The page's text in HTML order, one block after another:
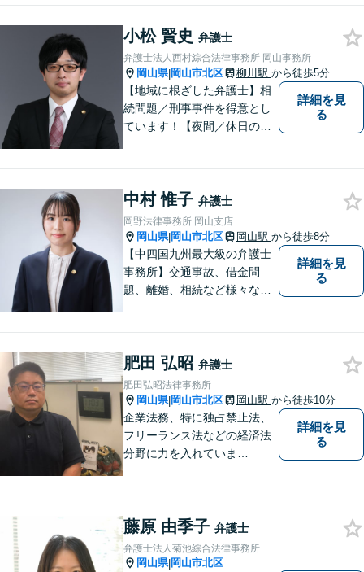
よる不当な取り調べや身体拘
束から、依頼者さまの利益を
守ります【完全個室相談】
小松 賢史 弁護士
弁護士法人西村綜合法律事務所 岡山事務所
岡山県|岡山市北区 柳川駅 から徒歩5分
【地域に根ざした弁護士】相
続問題／刑事事件を得意とし
ています！【夜間／休日の相
詳細を見
る
中村 惟子 弁護士
岡野法律事務所 岡山支店
岡山県|岡山市北区 岡山駅 から徒歩8分
【中四国九州最大級の弁護士
事務所】交通事故、借金問
題、離婚、相続など様々な問
い！
詳細を見
る
肥田 弘昭 弁護士
肥田弘昭法律事務所
岡山県|岡山市北区 岡山駅 から徒歩10分
企業法務、特に独占禁止法、
フリーランス法などの経済法
分野に力を入れていま
詳細を見
る
藤原 由季子 弁護士
弁護士法人菊池綜合法律事務所
岡山県|岡山市北区